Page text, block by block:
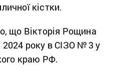
кістки.
що Вікторія Рощина
2024 року в СІЗО № 3 у
краю РФ.